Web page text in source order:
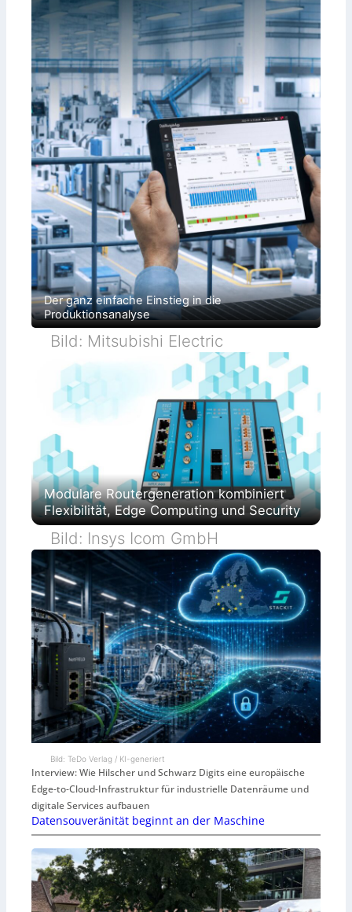
Der ganz einfache Einstieg in die
Produktionsanalyse
Bild: Mitsubishi Electric
Modulare Routergeneration kombiniert
Flexibilität, Edge Computing und Security
Bild: Insys Icom GmbH
Bild: TeDo Verlag / KI-generiert
Interview: Wie Hilscher und Schwarz Digits eine europäische
Edge-to-Cloud-Infrastruktur für industrielle Datenräume und
digitale Services aufbauen
Datensouveränität beginnt an der Maschine